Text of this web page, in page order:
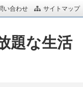
い合わせ サイトマップ
題な生活